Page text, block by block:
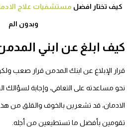
كيف تختار افضل مستشفيات علاج
وبدون الم
كيف ابلغ عن ابني
قرار الإبلاغ عن ابنك المدمن قرار صعب
نحو مساعدته على التعافي، وإجابة لسؤالك
الادمان، قد تشعرين بالخوف والقلق من
تقومين بأفضل ما تستطيعين من أجله.